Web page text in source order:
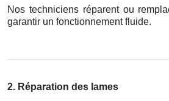
Nos techniciens réparent ou
garantir un fonctionnement fluide.
2. Réparation des lames